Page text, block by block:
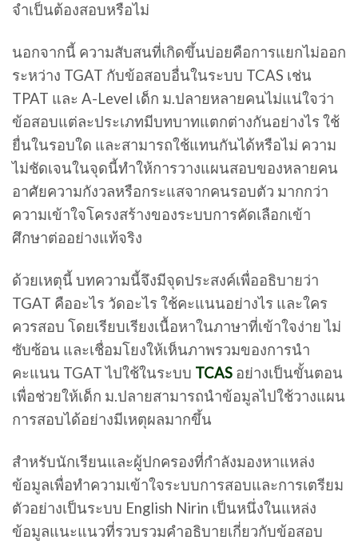
จำเป็นต้องสอบหรือไม่
นอกจากนี้ ความสับสนที่เกิดขึ้นบ่อยคือการแยกไม่ออก
ระหว่าง TGAT กับข้อสอบอื่นในระบบ TCAS เช่น
TPAT และ A-Level เด็ก ม.ปลายหลายคนไม่แน่ใจว่า
ข้อสอบแต่ละประเภทมีบทบาทแตกต่างกันอย่างไร ใช้
ยื่นในรอบใด และสามารถใช้แทนกันได้หรือไม่ ความ
ไม่ชัดเจนในจุดนี้ทำให้การวางแผนสอบของหลายคน
อาศัยความกังวลหรือกระแสจากคนรอบตัว มากกว่า
ความเข้าใจโครงสร้างของระบบการคัดเลือกเข้า
ศึกษาต่ออย่างแท้จริง
ด้วยเหตุนี้ บทความนี้จึงมีจุดประสงค์เพื่ออธิบายว่า
TGAT คืออะไร วัดอะไร ใช้คะแนนอย่างไร และใคร
ควรสอบ โดยเรียบเรียงเนื้อหาในภาษาที่เข้าใจง่าย ไม่
ซับซ้อน และเชื่อมโยงให้เห็นภาพรวมของการนำ
คะแนน TGAT ไปใช้ในระบบ TCAS อย่างเป็นขั้นตอน
เพื่อช่วยให้เด็ก ม.ปลายสามารถนำข้อมูลไปใช้วางแผน
การสอบได้อย่างมีเหตุผลมากขึ้น
สำหรับนักเรียนและผู้ปกครองที่กำลังมองหาแหล่ง
ข้อมูลเพื่อทำความเข้าใจระบบการสอบและการเตรียม
ตัวอย่างเป็นระบบ English Nirin เป็นหนึ่งในแหล่ง
ข้อมูลแนะแนวที่รวบรวมคำอธิบายเกี่ยวกับข้อสอบ